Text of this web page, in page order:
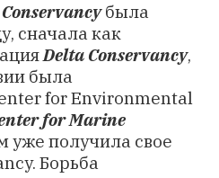
была
сначала как
Delta Conservancy,
была
for Environmental
for Marine
уже получила свое
Борьба